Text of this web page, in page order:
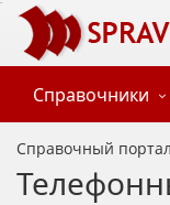
Справочники
Справочный портал